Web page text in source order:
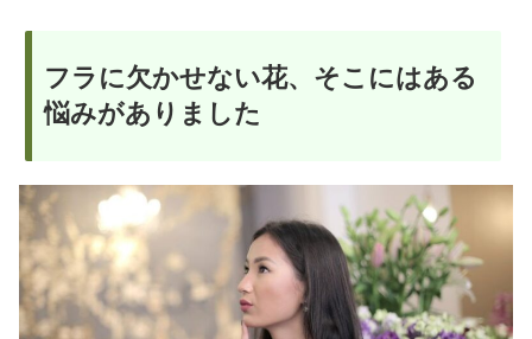
フラに欠かせない花、そこにはある
悩みがありました